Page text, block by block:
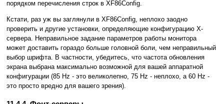
порядком перечисления строк в XF86Config.
Кстати, раз уж вы заглянули в XF86Config, неплохо заодно
проверить и другие установки, определяющие конфигурацию X-
сервера. Неправильное задание параметров работы монитора
может доставить гораздо больше головной боли, чем неправильный
выбор шрифта. В частности, убедитесь, что частота обновления
экрана выбрана максимально возможной для вашей аппаратной
конфигурации (85 Hz - это великолепно, 75 Hz - неплохо, а 60 Hz -
это просто вредно для вашего зрения).